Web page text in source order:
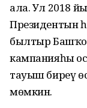
ала. Ул 2018
Президентын
былтыр
кампанияһы
тауыш биреү
мөмкин.